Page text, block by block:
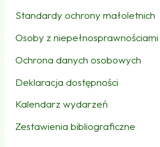
Standardy ochrony małoletnich
Osoby z niepełnosprawnościami
Ochrona danych osobowych
Deklaracja dostępności
Kalendarz wydarzeń
Zestawienia bibliograficzne